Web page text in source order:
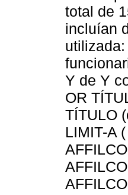
total de
incluían
Y de Y
OR
TÍTULO
LIMIT-A